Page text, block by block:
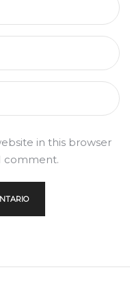
in this browser
comment.